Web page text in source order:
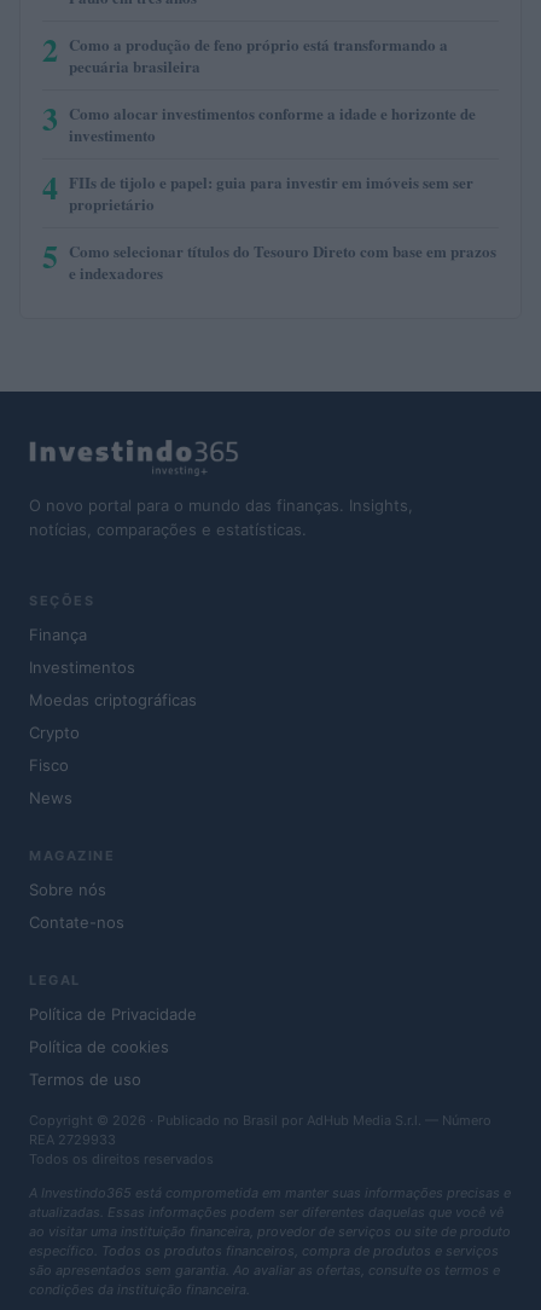
2 Como a produção de feno próprio está transformando a
pecuária brasileira
3 Como alocar investimentos conforme a idade e horizonte de
investimento
4 FIIs de tijolo e papel: guia para investir em imóveis sem ser
proprietário
5 Como selecionar títulos do Tesouro Direto com base em prazos
e indexadores
O novo portal para o mundo das finanças. Insights,
notícias, comparações e estatísticas.
SEÇÕES
Finança
Investimentos
Moedas criptográficas
Crypto
Fisco
News
MAGAZINE
Sobre nós
Contate-nos
LEGAL
Política de Privacidade
Política de cookies
Termos de uso
Copyright © 2026 · Publicado no Brasil por AdHub Media S.r.l. — Número
REA 2729933
Todos os direitos reservados
A Investindo365 está comprometida em manter suas informações precisas e
atualizadas. Essas informações podem ser diferentes daquelas que você vê
ao visitar uma instituição financeira, provedor de serviços ou site de produto
específico. Todos os produtos financeiros, compra de produtos e serviços
são apresentados sem garantia. Ao avaliar as ofertas, consulte os termos e
condições da instituição financeira.